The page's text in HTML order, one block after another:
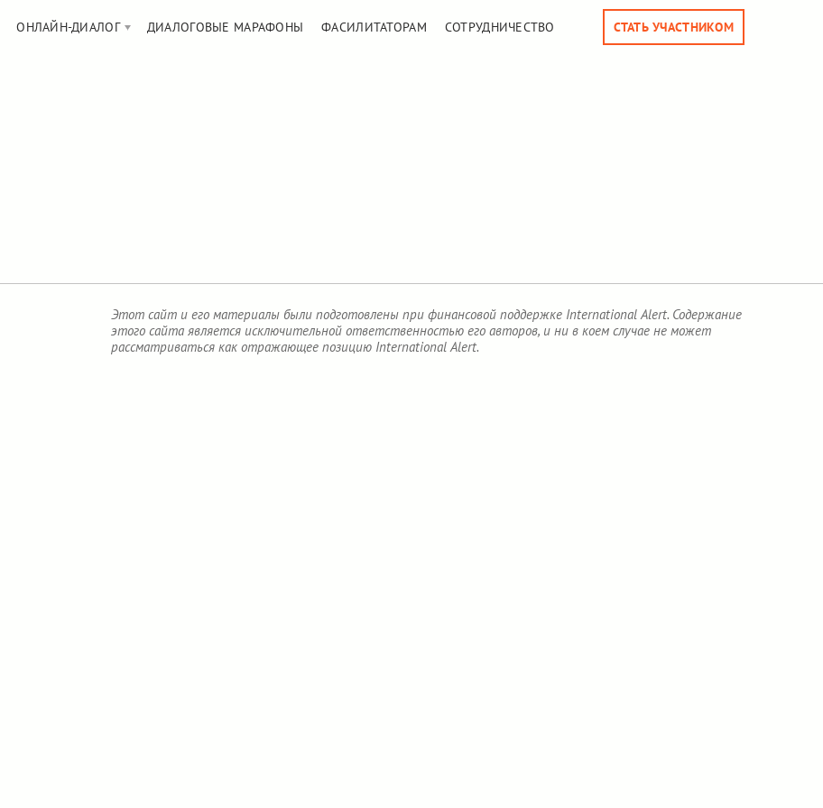
ОНЛАЙН-ДИАЛОГ ДИАЛОГОВЫЕ МАРАФОНЫ ФАСИЛИТАТОРАМ СОТРУДНИЧЕСТВО СТАТЬ УЧАСТНИКОМ
Этот сайт и его материалы были подготовлены при финансовой поддержке International Alert. Содержание
этого сайта является исключительной ответственностью его авторов, и ни в коем случае не может
рассматриваться как отражающее позицию International Alert.